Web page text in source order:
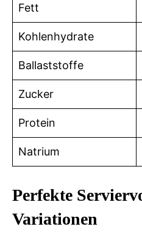
Fett
Kohlenhydrate
Ballaststoffe
Zucker
Protein
Natrium
Perfekte
Variationen